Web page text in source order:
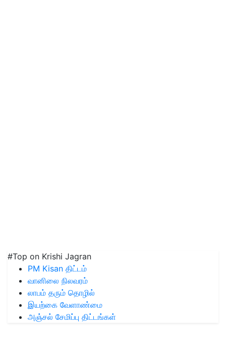
#Top on Krishi Jagran
PM Kisan திட்டம்
வானிலை நிலவரம்
லாபம் தரும் தொழில்
இயற்கை வேளாண்மை
அஞ்சல் சேமிப்பு திட்டங்கள்